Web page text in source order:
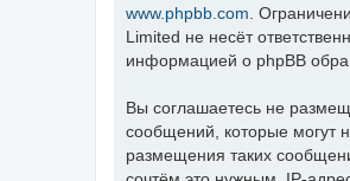
www.phpbb.com .
Limited не несёт
информацией о phpBB
Вы соглашаетесь не
сообщений, которые могут
размещения таких